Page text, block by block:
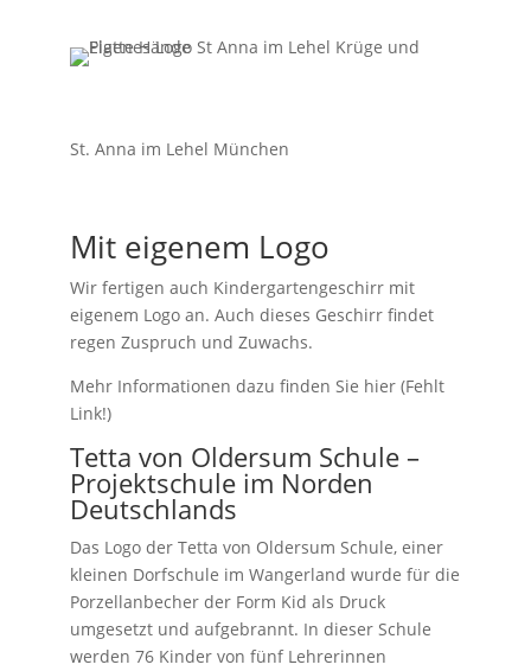
St. Anna im Lehel München
Mit eigenem Logo
Wir fertigen auch Kindergartengeschirr mit
eigenem Logo an. Auch dieses Geschirr findet
regen Zuspruch und Zuwachs.
Mehr Informationen dazu finden Sie hier (Fehlt
Link!)
Tetta von Oldersum Schule –
Projektschule im Norden
Deutschlands
Das Logo der Tetta von Oldersum Schule, einer
kleinen Dorfschule im Wangerland wurde für die
Porzellanbecher der Form Kid als Druck
umgesetzt und aufgebrannt. In dieser Schule
werden 76 Kinder von fünf Lehrerinnen